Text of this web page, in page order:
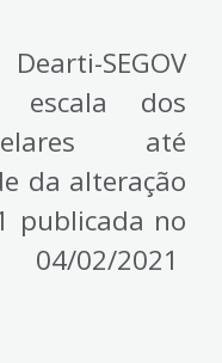
SEGOV
dos
até
da alteração
publicada no
02/2021